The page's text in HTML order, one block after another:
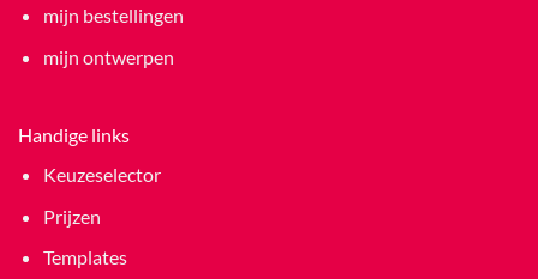
mijn bestellingen
mijn ontwerpen
Handige links
Keuzeselector
Prijzen
Templates